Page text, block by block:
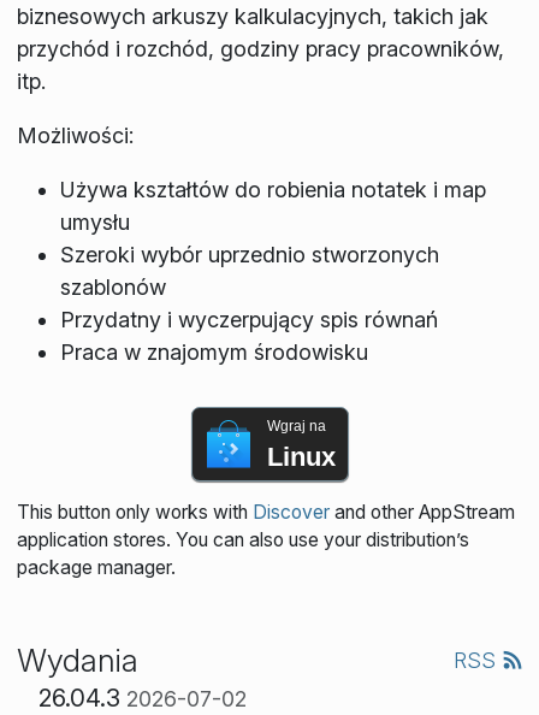
biznesowych arkuszy kalkulacyjnych, takich jak
przychód i rozchód, godziny pracy pracowników,
itp.
Możliwości:
Używa kształtów do robienia notatek i map
umysłu
Szeroki wybór uprzednio stworzonych
szablonów
Przydatny i wyczerpujący spis równań
Praca w znajomym środowisku
Wgraj na
Linux
This button only works with Discoverand other AppStream
application stores. You can also use your distribution’s
package manager.
Wydania RSS
26.04.3 2026-07-02